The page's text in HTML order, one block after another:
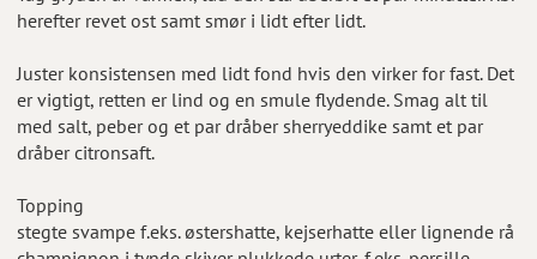
herefter revet ost samt smør i lidt efter lidt.
Juster konsistensen med lidt fond hvis den virker for fast. Det
er vigtigt, retten er lind og en smule flydende. Smag alt til
med salt, peber og et par dråber sherryeddike samt et par
dråber citronsaft.
Topping
stegte svampe f.eks. østershatte, kejserhatte eller lignende rå